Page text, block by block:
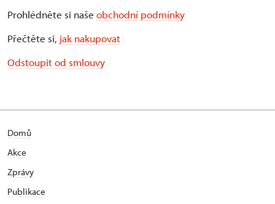
Prohlédněte si naše obchodní podmínky
Přečtěte si, jak nakupovat
Odstoupit od smlouvy
Domů
Akce
Zprávy
Publikace